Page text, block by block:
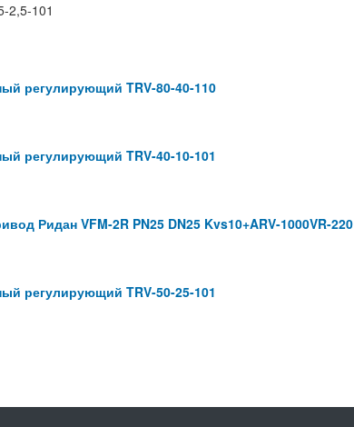
2,5-101
регулирующий TRV-80-40-110
регулирующий TRV-40-10-101
Ридан VFM-2R PN25 DN25 Kvs10+ARV-1000VR-220
регулирующий TRV-50-25-101